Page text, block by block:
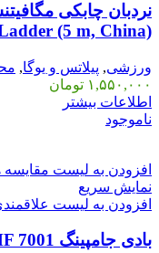
(5 m, China)
ورزشی, پیلاتس و یوگا,
۱,۵۵۰,۰۰۰ تومان
اطلاعات بیشتر
ناموجود
افزودن به لیست مقایسه
نمایش سریع
افزودن به لیست
بادی جامپینگ MF 7001